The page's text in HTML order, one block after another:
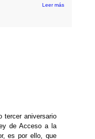
Leer más
tercer aniversario
de Acceso a la
es por ello, que